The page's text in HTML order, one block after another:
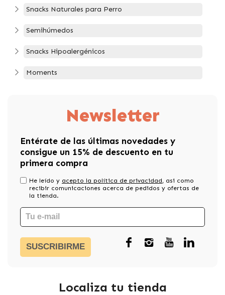
Snacks Naturales para Perro
Semihúmedos
Snacks Hipoalergénicos
Moments
Newsletter
Entérate de las últimas novedades y
consigue un 15% de descuento en tu
primera compra
He leído y acepto la política de privacidad, asi como
recibir comunicaciones acerca de pedidos y ofertas de
la tienda.
SUSCRIBIRME
Localiza tu tienda